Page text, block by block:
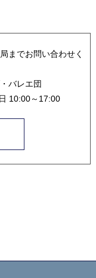
までお問い合わせく
バレエ団
10:00～17:00